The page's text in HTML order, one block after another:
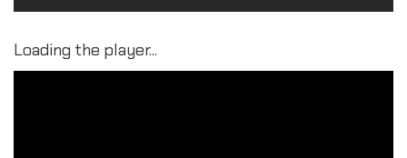
Loading the player...